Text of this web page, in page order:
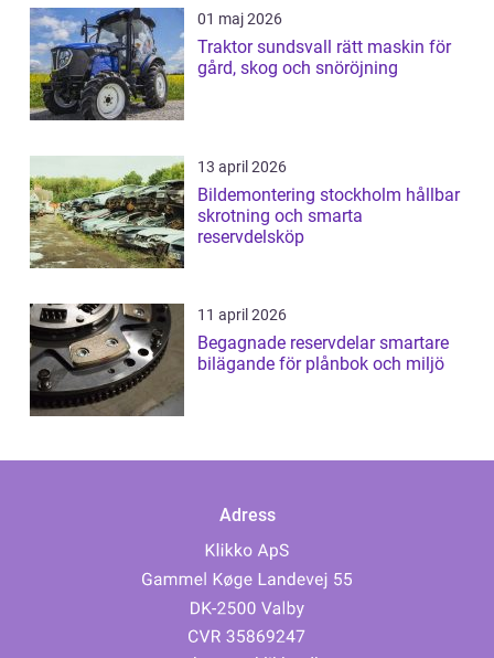
01 maj 2026
Traktor sundsvall rätt maskin för
gård, skog och snöröjning
13 april 2026
Bildemontering stockholm hållbar
skrotning och smarta
reservdelsköp
11 april 2026
Begagnade reservdelar smartare
bilägande för plånbok och miljö
Adress